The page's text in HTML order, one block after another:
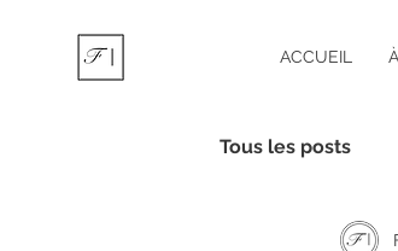
ACCUEIL
Tous les posts